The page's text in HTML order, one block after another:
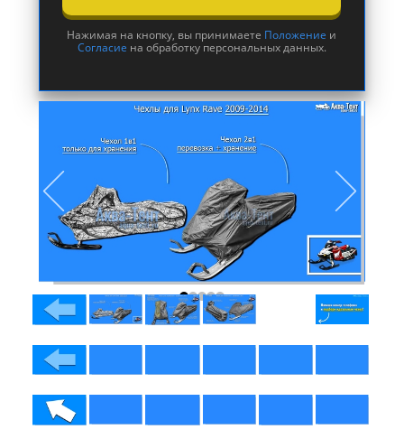
Нажимая на кнопку, вы принимаете Положение и
Согласие на обработку персональных данных.